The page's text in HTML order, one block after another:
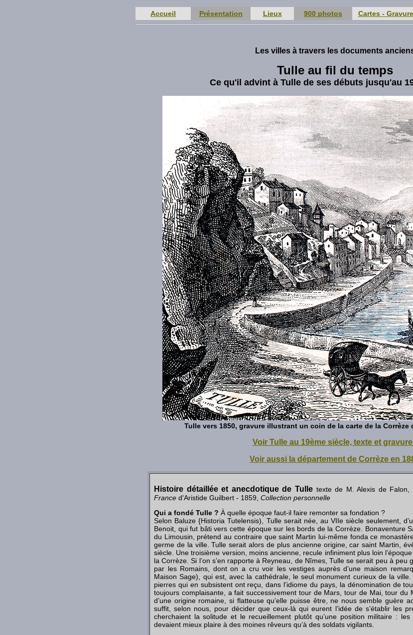
Accueil Présentation Lieux 900 photos Cartes -
Les villes à travers les documents
Tulle au fil du temps
Ce qu'il advint à Tulle de ses débuts jusqu'au
Tulle vers 1850, gravure illustrant un coin de la carte de la Corrèze
Voir Tulle au 19ème siècle, texte et
Voir aussi la département de Corrèze en
Histoire détaillée et anecdotique de Tulle texte de M. Alexis de
France d'Aristide Guilbert - 1859, Collection personnelle
Qui a fondé Tulle ? À quelle époque faut-il faire remonter sa fondation ?
Selon Baluze {Historia Tutelensis), Tulle serait née, au VIIe siècle seulement,
Benoit, qui fut bâti vers cette époque sur les bords de la Corrèze. Bonaventure
du Limousin, prétend au contraire que saint Martin lui-même fonda ce
germe de la ville. Tulle serait alors de plus ancienne origine, car saint Martin,
siècle. Une troisième version, moins ancienne, recule infiniment plus loin
la Corrèze. Si l’on s’en rapporte à Reyneau, de Nîmes, Tulle se serait peu à peu
par les Romains, dont on a cru voir les vestiges auprès d’une maison
Maison Sage), qui est, avec la cathédrale, le seul monument curieux de la
pierres qui en subsistent ont reçu, dans l’idiome du pays, la dénomination de
toujours complaisante, a fait successivement tour de Mars, tour de Mai, tour du
d’une origine romaine, si flatteuse qu’elle puisse être, ne nous semble guère
suffit, selon nous, pour décider que ceux-là qui eurent l’idée de s’établir les
cherchaient la solitude et le recueillement plutôt qu’une position militaire :
devaient mieux plaire à des moines rêveurs qu’à des soldats vigilants.